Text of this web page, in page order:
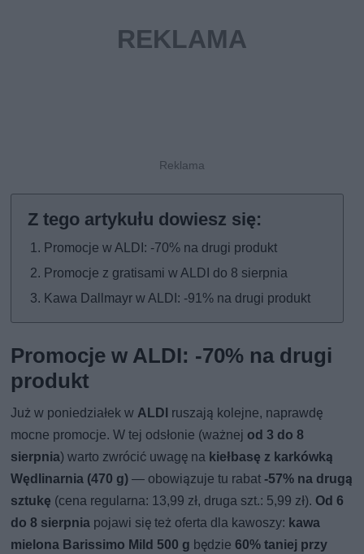
Promocje w ALDI: -70% na drugi produkt
Promocje z gratisami w ALDI do 8 sierpnia
Kawa Dallmayr w ALDI: -91% na drugi produkt
Promocje w ALDI: -70% na drugi
produkt
Już w poniedziałek wALDI ruszają kolejne, naprawdę
mocne promocje. W tej odsłonie (ważnej od 3 do 8
sierpnia) warto zwrócić uwagę na kiełbasę z karkówką
Wędlinarnia (470 g) — obowiązuje tu rabat-57% na drugą
sztukę (cena regularna: 13,99 zł, druga szt.: 5,99 zł). Od 6
do 8 sierpnia pojawi się też oferta dla kawoszy: kawa
mielona Barissimo Mild 500 g będzie60% taniej przy